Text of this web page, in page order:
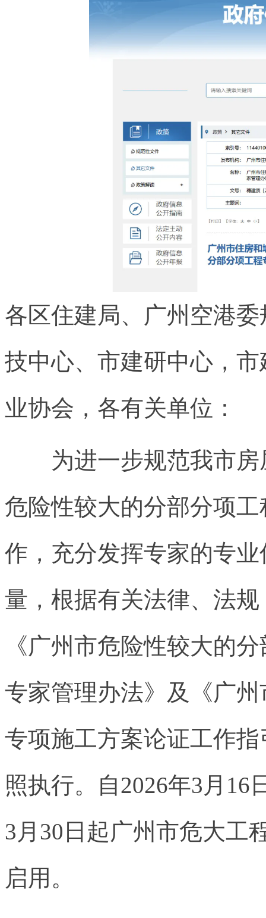
各区住建局、广州空港
技中心、市建研中心，
业协会，各有关单位：
为进一步规范我市房
危险性较大的分部分项
作，充分发挥专家的专
量，根据有关法律、法
《广州市危险性较大的
专家管理办法》及《广
专项施工方案论证工作
照执行。自2026年3月16
3月30日起广州市危大工
启用。